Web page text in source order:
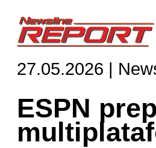
27.05.2026 |
ESPN